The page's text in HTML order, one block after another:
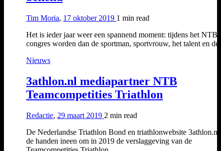
Tim Moria, 17 oktober 2019 1 min read
Het is ieder jaar weer een spannend moment: tijdens het NTB-
congres worden dan de sportman, sportvrouw, het talent en
Nieuws
3athlon.nl mediapartner NTB
Teamcompetities Triathlon
Redactie, 29 maart 2019 2 min read
De Nederlandse Triathlon Bond en triathlonwebsite 3athlon.nl
de handen ineen om in 2019 de verslaggeving van de